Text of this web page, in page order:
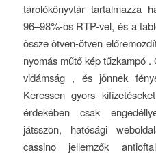
tárolókönyvtár tartalmazza
96–98%-os RTP-vel, és a
össze ötven-ötven
nyomás műtő kép tűzkampó .
vidámság , és jönnek
Keressen gyors
érdekében csak
játsszon, hatósági
cassino jellemzők